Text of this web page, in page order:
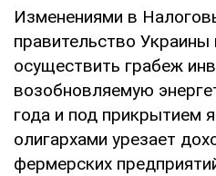
Изменениями в
правительство Украины
осуществить грабеж
возобновляемую
года и под прикрытием
олигархами урезает
фермерских